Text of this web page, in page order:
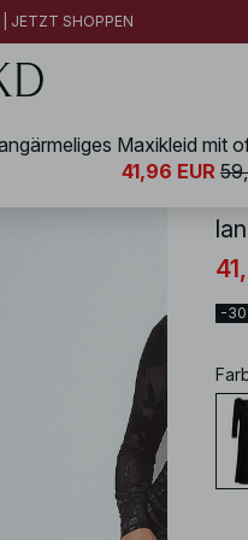
JETZT SHOPPEN
NA-
-
41,96 EUR